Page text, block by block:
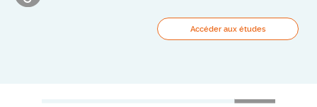
Accéder aux études